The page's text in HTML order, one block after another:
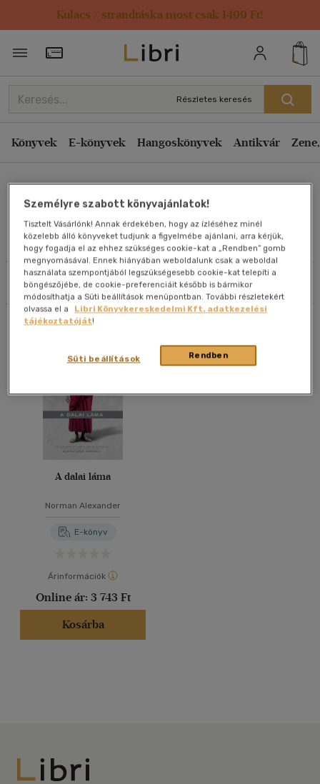
Kulacs / strandtáska most csak 1499 Ft!
Törzsvásárlói Kártya adatai
Részletes keresés
Könyvek E-könyvek Hangoskönyvek Antikvár
Norman Alexander
Művei
Szűrés Rendezés
Rendezés
Kiadás éve szerint csökkenő
Ár szerint csökkenő
Eladott darabszám szerint csökkenő
Eladott darabszám szerint növekvő
Cím szerint A-Z
Szerző szerint A-Z
Megjelenítés
20 db / oldal
Alkalmaz
A dalai láma
Norman Alexander
E-könyv
Árinformációk
Online ár: 3 743 Ft
Kosárba
Libri
Személyre szabott könyvajánlatok!
Tisztelt Vásárlónk! Annak érdekében, hogy az ízléséhez minél
közelebb álló könyveket tudjunk a figyelmébe ajánlani, arra kérjük,
hogy fogadja el az ehhez szükséges cookie-kat a „Rendben” gomb
megnyomásával. Ennek hiányában weboldalunk csak a weboldal
használata szempontjából legszükségesebb cookie-kat telepíti a
böngészőjébe, de cookie-preferenciáit később is bármikor
módosíthatja a Süti beállítások menüpontban. További részletekért
olvassa el a
Libri Könyvkereskedelmi Kft. adatkezelési
tájékoztatóját!
Rendben
Süti beállítások